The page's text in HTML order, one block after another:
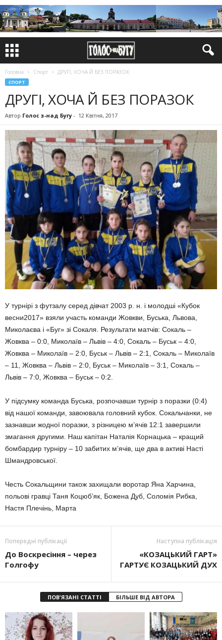
Головна Спорт ДРУГІ, ХОЧА Й БЕЗ ПОРАЗОК
СПОРТ
ДРУГІ, ХОЧА Й БЕЗ ПОРАЗОК
Автор Голос з-над Бугу - 12 Квітня, 2017
У турнірі з футзалу серед дівчат 2003 р. н. і молодші «Кубок
весни2017» взяли участь команди Жовкви, Буська, Львова,
Миколаєва і «Буг» зі Сокаля. Результати матчів: Сокаль –
Жовква – 0:0, Миколаїв – Львів – 4:0, Сокаль – Буськ – 4:0,
Жовква – Миколаїв – 2:0, Буськ – Львів – 2:1, Сокаль – Миколаїв
– 11, Жовква – Львів – 2:0, Буськ – Миколаїв – 3:1, Сокаль –
Львів – 7:0, Жовква – Буськ – 0:2.
У підсумку команда Буська, розпочавши турнір з поразки (0:4)
від нашої команди, завоювала головний кубок. Сокальчанки, не
зазнавши жодної поразки, з різницею м’ячів 12:1 завершили
змагання другими. Наш капітан Наталія Корнацька – кращий
бомбардир турніру – 10 забитих м’ячів, ще два в активі Насті
Шмандровської.
Честь Сокальщини також захищали воротар Яна Харчина,
польові гравці Таня Коцюб’як, Божена Дуб, Соломія Рибка,
Настя Плечінь, Марта
Попередні публікації
До Воскресіння – через
Голгофу
Наступна публікація
«КОЗАЦЬКИЙ ГАРТ»
ГАРТУЄ КОЗАЦЬКИЙ ДУХ
ПОВ'ЯЗАНІ СТАТТІ БІЛЬШЕ ВІД АВТОРА